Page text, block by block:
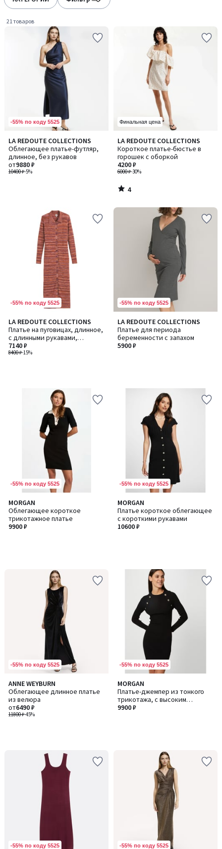
21 товаров
-55% по коду 5525
LA REDOUTE COLLECTIONS
Облегающее платье-футляр,
длинное, без рукавов
10400 ₽-5%
от9880 ₽
Финальная цена
LA REDOUTE COLLECTIONS
Короткое платье-бюстье в
горошек с оборкой
6000 ₽-30%
4200 ₽
4
/
5
4
/
-55% по коду 5525
LA REDOUTE COLLECTIONS
Платье на пуговицах, длинное,
с длинными рукавами,
воротничок поло
8400 ₽-15%
7140 ₽
-55% по коду 5525
LA REDOUTE COLLECTIONS
Платье для периода
беременности с запахом
5900 ₽
-55% по коду 5525
MORGAN
Облегающее короткое
трикотажное платье
9900 ₽
-55% по коду 5525
MORGAN
Платье короткое облегающее
с короткими рукавами
10600 ₽
-55% по коду 5525
ANNE WEYBURN
Облегающее длинное платье
из велюра
11800 ₽-45%
от6490 ₽
-55% по коду 5525
MORGAN
Платье-джемпер из тонкого
трикотажа, с высоким
воротником
9900 ₽
-55% по коду 5525 -55% по коду 5525